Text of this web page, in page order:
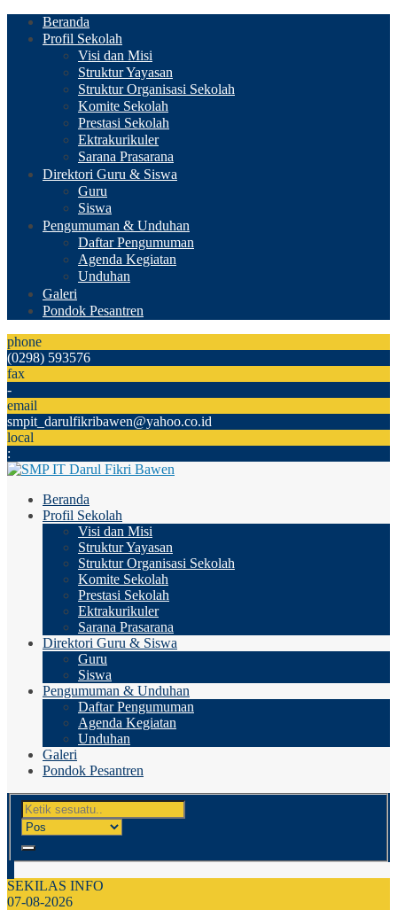
Beranda
Profil Sekolah
Visi dan Misi
Struktur Yayasan
Struktur Organisasi Sekolah
Komite Sekolah
Prestasi Sekolah
Ektrakurikuler
Sarana Prasarana
Direktori Guru & Siswa
Guru
Siswa
Pengumuman & Unduhan
Daftar Pengumuman
Agenda Kegiatan
Unduhan
Galeri
Pondok Pesantren
phone
(0298) 593576
fax
-
email
smpit_darulfikribawen@yahoo.co.id
local
:
Beranda
Profil Sekolah
Visi dan Misi
Struktur Yayasan
Struktur Organisasi Sekolah
Komite Sekolah
Prestasi Sekolah
Ektrakurikuler
Sarana Prasarana
Direktori Guru & Siswa
Guru
Siswa
Pengumuman & Unduhan
Daftar Pengumuman
Agenda Kegiatan
Unduhan
Galeri
Pondok Pesantren
SEKILAS INFO
07-08-2026